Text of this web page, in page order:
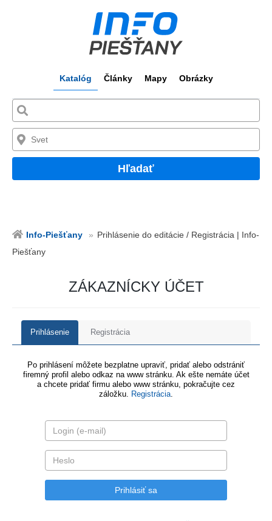
Katalóg Články Mapy Obrázky
Hľadať
Info-Piešťany
Prihlásenie do editácie / Registrácia | Info-
Piešťany
ZÁKAZNÍCKY ÚČET
Prihlásenie Registrácia
Po prihlásení môžete bezplatne upraviť, pridať alebo odstrániť
firemný profil alebo odkaz na www stránku. Ak ešte nemáte účet
a chcete pridať firmu alebo www stránku, pokračujte cez
záložku. Registrácia.